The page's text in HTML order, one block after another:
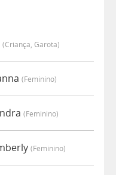
(criança, Garota)
(feminino)
(feminino)
(feminino)